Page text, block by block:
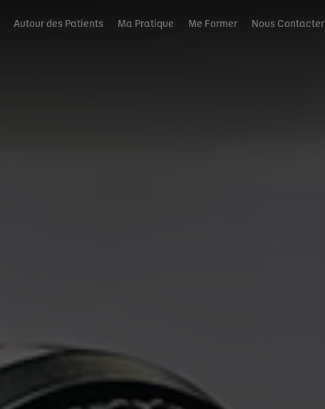
Autour des Patients Ma Pratique Me Former Nous Contacter